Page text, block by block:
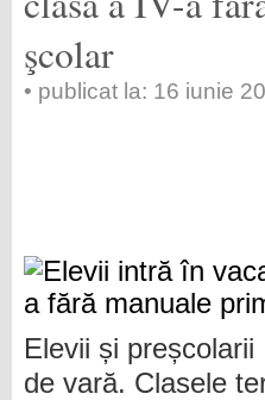
şcolar
• publicat la: 16 iunie
Elevii și
de vară. Clasele